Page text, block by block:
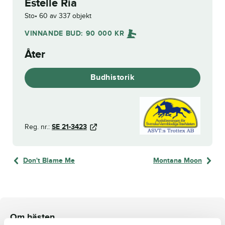
Estelle Ria
Sto 60 av 337 objekt
VINNANDE BUD: 90 000 KR
Åter
Budhistorik
Reg. nr.: SE 21-3423
Don't Blame Me Montana Moon
Om hästen